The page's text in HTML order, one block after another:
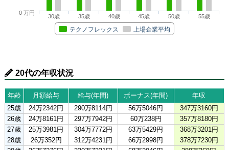
テクノフレックス 上場企業平均
30歳 35歳 40歳 45歳 50歳 55歳
0 万円
20代の年収状況
年齢 月額給与 給与(年間) ボーナス(年間)
年収
25歳
24万2342円 290万8114円 56万5046円
347万3160円
26歳
24万8161円 297万7942円 60万238円
357万8180円
27歳
25万3981円 304万7772円 63万5429円
368万3201円
28歳
26万352円 312万4231円 66万2998円
378万7230円